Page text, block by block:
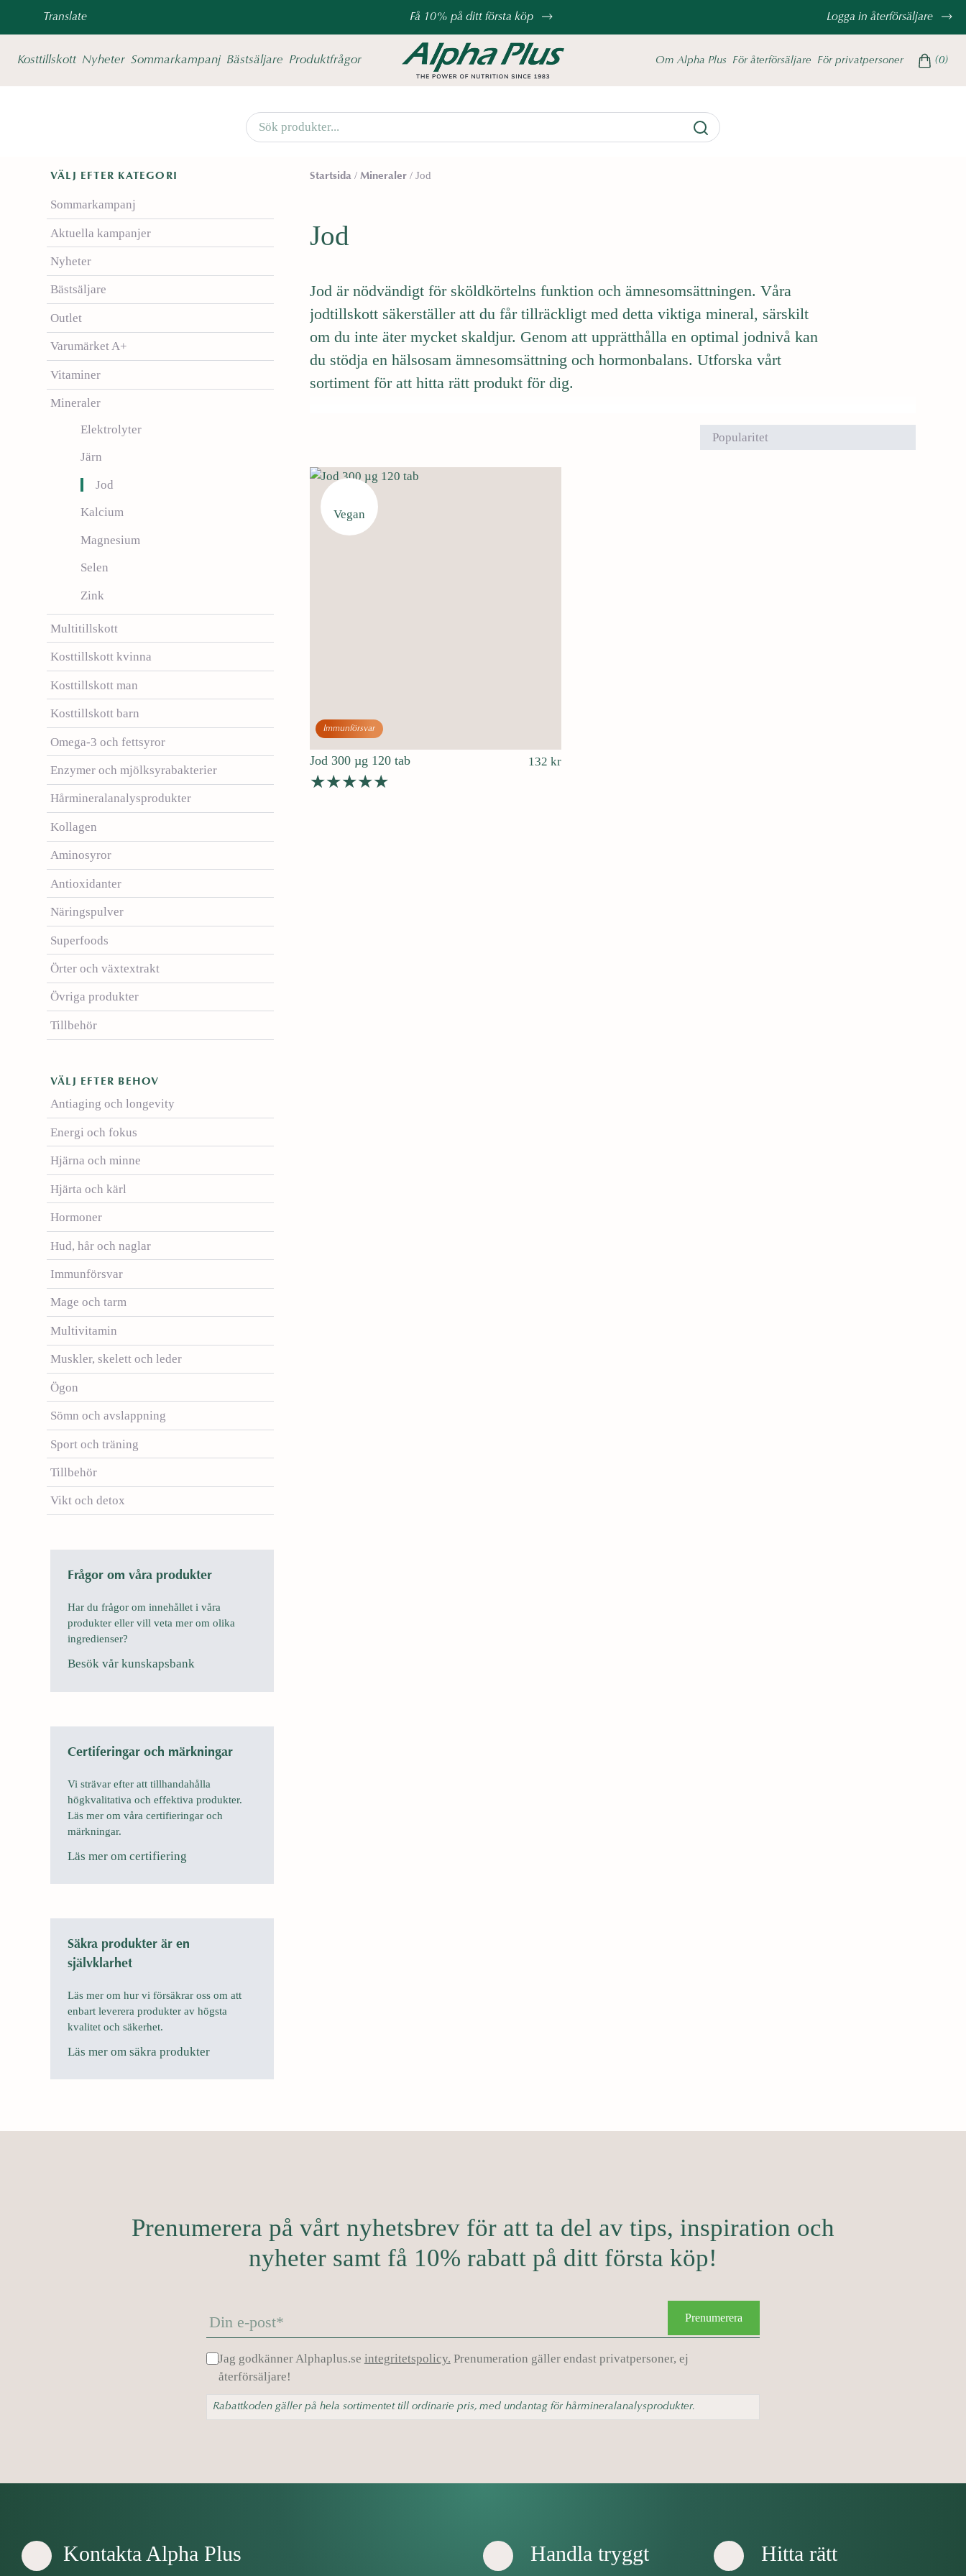
Translate Få 10% på ditt första köp Logga in återförsäljare
Kosttillskott Nyheter Sommarkampanj Bästsäljare Produktfrågor Om Alpha Plus För återförsäljare För privatpersoner (0)
VÄLJ EFTER KATEGORI
Sommarkampanj
Aktuella kampanjer
Nyheter
Bästsäljare
Outlet
Varumärket A+
Vitaminer
Mineraler
Elektrolyter
Järn
Jod
Kalcium
Magnesium
Selen
Zink
Multitillskott
Kosttillskott kvinna
Kosttillskott man
Kosttillskott barn
Omega-3 och fettsyror
Enzymer och mjölksyrabakterier
Hårmineralanalysprodukter
Kollagen
Aminosyror
Antioxidanter
Näringspulver
Superfoods
Örter och växtextrakt
Övriga produkter
Tillbehör
VÄLJ EFTER BEHOV
Antiaging och longevity
Energi och fokus
Hjärna och minne
Hjärta och kärl
Hormoner
Hud, hår och naglar
Immunförsvar
Mage och tarm
Multivitamin
Muskler, skelett och leder
Ögon
Sömn och avslappning
Sport och träning
Tillbehör
Vikt och detox
Frågor om våra produkter
Har du frågor om innehållet i våra
produkter eller vill veta mer om olika
ingredienser?
Besök vår kunskapsbank
Certiferingar och märkningar
Vi strävar efter att tillhandahålla
högkvalitativa och effektiva produkter.
Läs mer om våra certifieringar och
märkningar.
Läs mer om certifiering
Säkra produkter är en
självklarhet
Läs mer om hur vi försäkrar oss om att
enbart leverera produkter av högsta
kvalitet och säkerhet.
Läs mer om säkra produkter
Startsida /Mineraler /Jod
ä
u
v
i
n
l
Jod
Jod är nödvändigt för sköldkörtelns funktion och ämnesomsättningen. Våra
jodtillskott säkerställer att du får tillräckligt med detta viktiga mineral, särskilt
om du inte äter mycket skaldjur. Genom att upprätthålla en optimal jodnivå kan
du stödja en hälsosam ämnesomsättning och hormonbalans. Utforska vårt
sortiment för att hitta rätt produkt för dig.
Immunförsvar
Vegan
Jod 300 µg 120 tab 132kr
Prenumerera på vårt nyhetsbrev för att ta del av tips, inspiration och
nyheter samt få 10% rabatt på ditt första köp!
Jag godkänner Alphaplus.se integritetspolicy. Prenumeration gäller endast privatpersoner, ej
återförsäljare!
Rabattkoden gäller på hela sortimentet till ordinarie pris, med undantag för hårmineralanalysprodukter.
Prenumerera
Kontakta Alpha Plus Handla tryggt Hitta rätt